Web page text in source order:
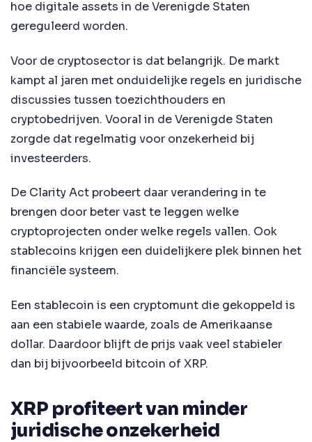
hoe digitale assets in de Verenigde Staten
gereguleerd worden.
Voor de cryptosector is dat belangrijk. De markt
kampt al jaren met onduidelijke regels en juridische
discussies tussen toezichthouders en
cryptobedrijven. Vooral in de Verenigde Staten
zorgde dat regelmatig voor onzekerheid bij
investeerders.
De Clarity Act probeert daar verandering in te
brengen door beter vast te leggen welke
cryptoprojecten onder welke regels vallen. Ook
stablecoins krijgen een duidelijkere plek binnen het
financiële systeem.
Een stablecoin is een cryptomunt die gekoppeld is
aan een stabiele waarde, zoals de Amerikaanse
dollar. Daardoor blijft de prijs vaak veel stabieler
dan bij bijvoorbeeld bitcoin of XRP.
XRP profiteert van minder
juridische onzekerheid